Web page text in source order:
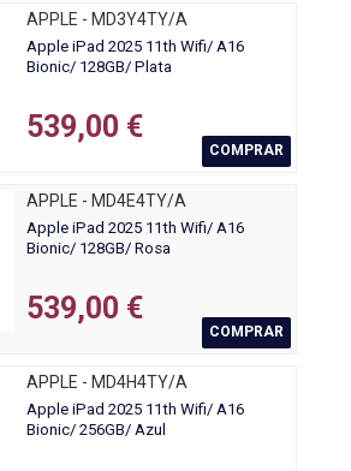
APPLE - MD3Y4TY/A
Apple iPad 2025 11th Wifi/ A16
Bionic/ 128GB/ Plata
539,00 €
COMPRAR
APPLE - MD4E4TY/A
Apple iPad 2025 11th Wifi/ A16
Bionic/ 128GB/ Rosa
539,00 €
COMPRAR
APPLE - MD4H4TY/A
Apple iPad 2025 11th Wifi/ A16
Bionic/ 256GB/ Azul